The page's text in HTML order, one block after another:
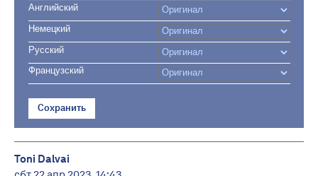
Английский
Немецкий
Русский
Французский
Сохранить
Toni Dalvai